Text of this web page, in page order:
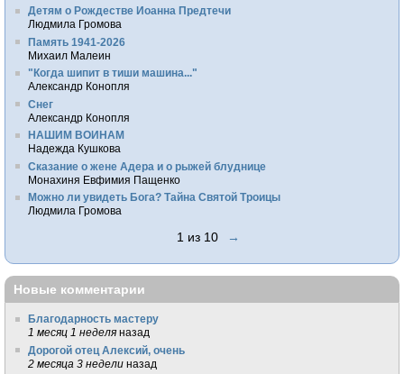
Детям о Рождестве Иоанна Предтечи
Людмила Громова
Память 1941-2026
Михаил Малеин
"Когда шипит в тиши машина..."
Александр Конопля
Снег
Александр Конопля
НАШИМ ВОИНАМ
Надежда Кушкова
Сказание о жене Адера и о рыжей блуднице
Монахиня Евфимия Пащенко
Можно ли увидеть Бога? Тайна Святой Троицы
Людмила Громова
1 из 10 →
Новые комментарии
Благодарность мастеру
1 месяц 1 неделя назад
Дорогой отец Алексий, очень
2 месяца 3 недели назад